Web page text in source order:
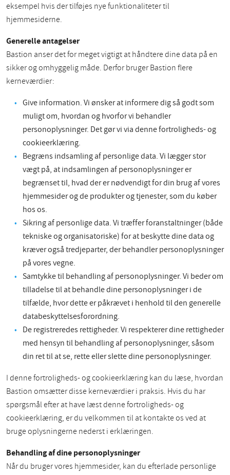
eksempel hvis der tilføjes nye funktionaliteter til
hjemmesiderne.
Generelle antagelser
Bastion anser det for meget vigtigt at håndtere dine data på en
sikker og omhyggelig måde. Derfor bruger Bastion flere
kerneværdier:
Give information. Vi ønsker at informere dig så godt som
muligt om, hvordan og hvorfor vi behandler
personoplysninger. Det gør vi via denne fortroligheds- og
cookieerklæring.
Begræns indsamling af personlige data. Vi lægger stor
vægt på, at indsamlingen af personoplysninger er
begrænset til, hvad der er nødvendigt for din brug af vores
hjemmesider og de produkter og tjenester, som du køber
hos os.
Sikring af personlige data. Vi træffer foranstaltninger (både
tekniske og organisatoriske) for at beskytte dine data og
kræver også tredjeparter, der behandler personoplysninger
på vores vegne.
Samtykke til behandling af personoplysninger. Vi beder om
tilladelse til at behandle dine personoplysninger i de
tilfælde, hvor dette er påkrævet i henhold til den generelle
databeskyttelsesforordning.
De registreredes rettigheder. Vi respekterer dine rettigheder
med hensyn til behandling af personoplysninger, såsom
din ret til at se, rette eller slette dine personoplysninger.
I denne fortroligheds- og cookieerklæring kan du læse, hvordan
Bastion omsætter disse kerneværdier i praksis. Hvis du har
spørgsmål efter at have læst denne fortroligheds- og
cookieerklæring, er du velkommen til at kontakte os ved at
bruge oplysningerne nederst i erklæringen.
Behandling af dine personoplysninger
Når du bruger vores hjemmesider, kan du efterlade personlige